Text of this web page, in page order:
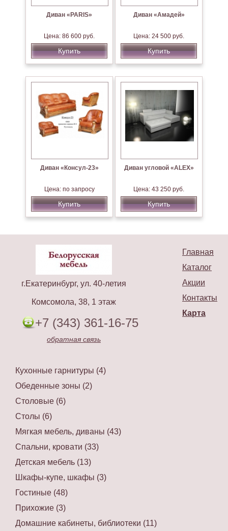
Диван «PARIS»
Цена: 86 600 руб.
Купить
Диван «Амадей»
Цена: 24 500 руб.
Купить
Диван «Консул-23»
Цена: по запросу
Купить
Диван угловой «ALEX»
Цена: 43 250 руб.
Купить
Главная
Каталог
Акции
Контакты
Карта
г.Екатеринбург, ул. 40-летия
Комсомола, 38, 1 этаж
+7 (343) 361-16-75
обратная связь
Кухонные гарнитуры (4)
Обеденные зоны (2)
Столовые (6)
Столы (6)
Мягкая мебель, диваны (43)
Спальни, кровати (33)
Детская мебель (13)
Шкафы-купе, шкафы (3)
Гостиные (48)
Прихожие (3)
Домашние кабинеты, библиотеки (11)